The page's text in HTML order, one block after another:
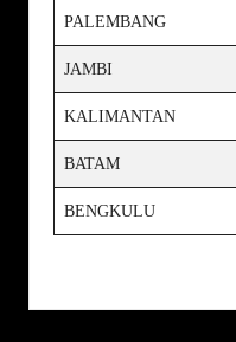
PALEMBANG
JAMBI
KALIMANTAN
BATAM
BENGKULU